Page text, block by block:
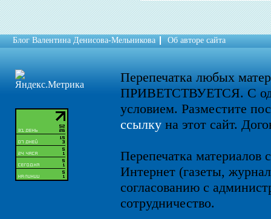
Блог Валентина Денисова-Мельникова Об авторе сайта
Перепечатка любых
ПРИВЕТСТВУЕТСЯ. С
условием. Разместите
ссылкуна этот сайт.
Перепечатка материалов
Интернет (газеты,
согласованию с
сотрудничество.